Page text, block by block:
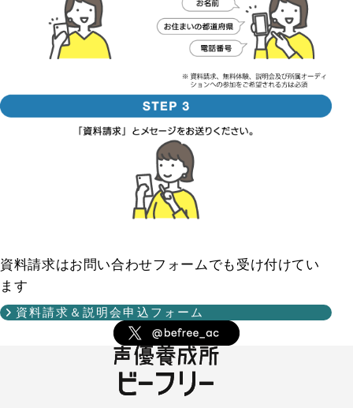
資料請求はお問い合わせフォームでも受け付けてい
ます
資料請求＆説明会申込フォーム